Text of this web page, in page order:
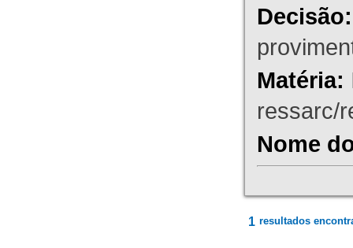
Decisão:
Matéria:
ressarc/
Nome
1 resultados